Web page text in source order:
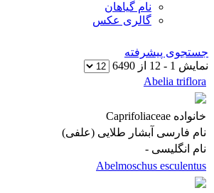
نام گیاهان
گالری عکس
جستجوی پیشرفته
نمایش 1
-
12 از 6490
Abelia triflora
خانواده Caprifoliaceae
نام فارسی آبشار طلایی (علفی)
نام انگلیسی -
Abelmoschus esculentus